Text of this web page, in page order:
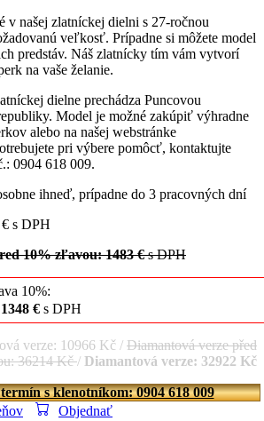
v našej zlatníckej dielni s 27-ročnou
veľkosť. Prípadne si môžete model
predstáv. Náš zlatnícky tím vám vytvorí
na vaše želanie.
dielne prechádza Puncovou
Model je možné zakúpiť výhradne
alebo na našej webstránke
pri výbere pomôcť, kontaktujte
0904 618 009.
ihneď, prípadne do 3 pracovných dní
s DPH
10% zľavou: 1483 €s DPH
10%:
€ s DPH
verze: 10966 Kč / Diamantová verze před
36214 Kč/ Diamantová verze: 32922 Kč
s klenotníkom: 0904 618 009
Objednať